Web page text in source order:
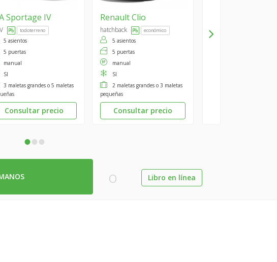
Sportage IV
todoterreno
5 asientos
5 puertas
manual
SI
3 maletas grandes o 5 maletas
Consultar precio
RenaultClio
hatchback económico
5 asientos
5 puertas
manual
SI
2 maletas grandes o 3 maletas
pequeñas
Consultar precio
•••
o Libro en línea